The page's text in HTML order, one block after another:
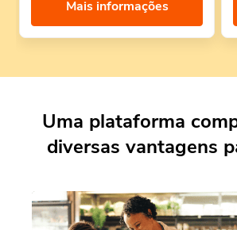
Mais informações
Uma plataforma
diversas vantagens